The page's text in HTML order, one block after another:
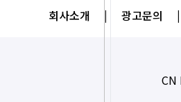
회사소개 | 광고문의 |